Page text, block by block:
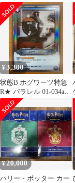
R 3枚 入学許可証 R1
枚
¥3,300
状態B ホグワーツ特急
R★ パラレル 01-034a
ハリーポッターカード
¥20,000
ハリー・ポッター カー